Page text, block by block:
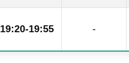
19:20-19:55 -